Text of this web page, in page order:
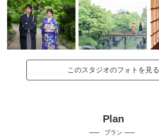
このスタジオのフォトを見る
Plan
プラン